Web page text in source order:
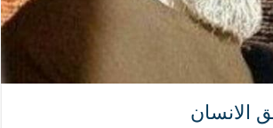
حتماً
من خلال منظومة القيم و المبادئ الانسانية التي تجعل
الانسان